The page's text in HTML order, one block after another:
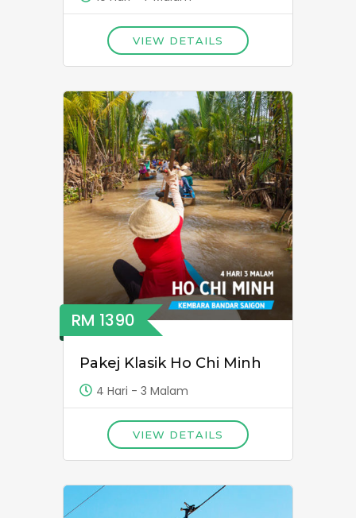
VIEW DETAILS
RM 1390
Pakej Klasik Ho Chi Minh
4 Hari - 3 Malam
VIEW DETAILS